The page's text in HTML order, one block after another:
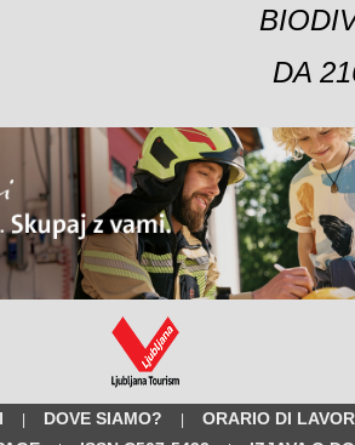
DA
| DOVE SIAMO? |
ORARIO DI